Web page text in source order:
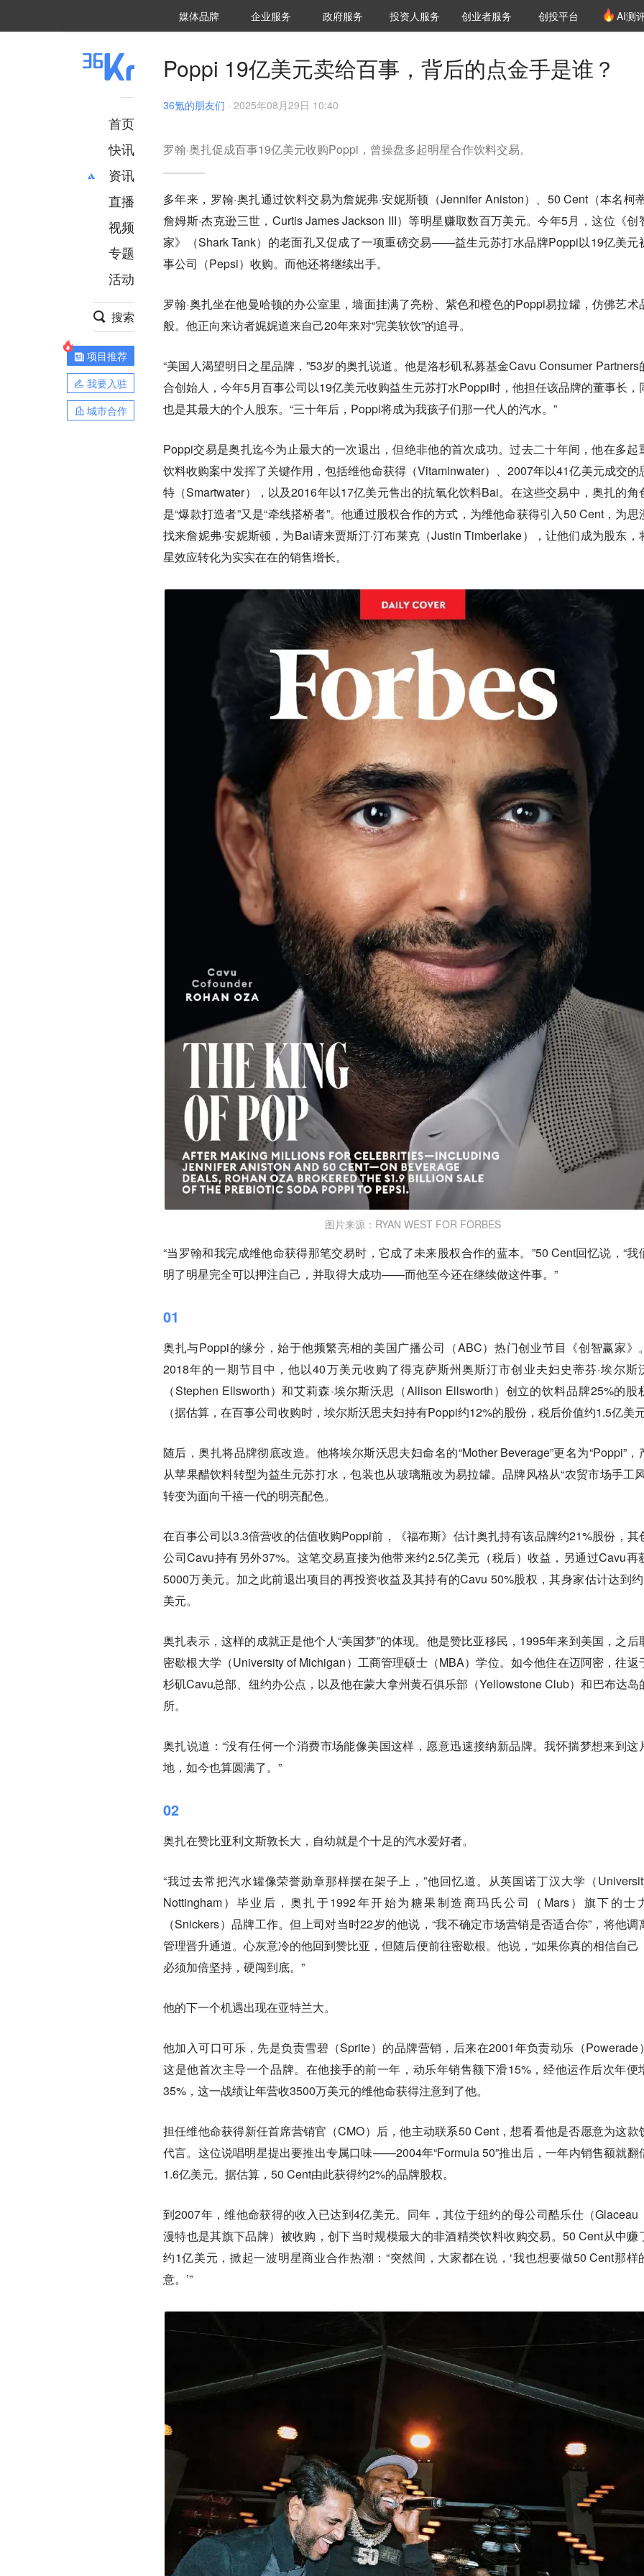
媒体品牌 36Kr研究院
企业服务 城市之窗
政府服务 VClub投资机构库
投资机构职位推介
投资人服务 创投氪堂
创业者服务 创投平台 AI测
首页
快讯
资讯
推荐
财经
项目推荐
安徽
直播
视频
专题
活动
搜索
项目推荐
我要入驻
城市合作
Poppi 19亿美元卖给百事，背后的点金手是谁？
36氪的朋友们 · 2025年08月29日 10:40
罗翰·奥扎促成百事19亿美元收购Poppi，曾操盘多起明星合作饮料交易。
多年来，罗翰·奥扎通过饮料交易为詹妮弗·安妮斯顿（Jennifer Aniston）、50 Cent（本名柯
詹姆斯·杰克逊三世，Curtis James Jackson III）等明星赚取数百万美元。今年5月，这位《创
家》（Shark Tank）的老面孔又促成了一项重磅交易——益生元苏打水品牌Poppi以19亿美元
事公司（Pepsi）收购。而他还将继续出手。
罗翰·奥扎坐在他曼哈顿的办公室里，墙面挂满了亮粉、紫色和橙色的Poppi易拉罐，仿佛艺术
般。他正向来访者娓娓道来自己20年来对“完美软饮”的追寻。
“美国人渴望明日之星品牌，”53岁的奥扎说道。他是洛杉矶私募基金Cavu Consumer Partners
合创始人，今年5月百事公司以19亿美元收购益生元苏打水Poppi时，他担任该品牌的董事长，
也是其最大的个人股东。“三十年后，Poppi将成为我孩子们那一代人的汽水。”
Poppi交易是奥扎迄今为止最大的一次退出，但绝非他的首次成功。过去二十年间，他在多起
饮料收购案中发挥了关键作用，包括维他命获得（Vitaminwater）、2007年以41亿美元成交的
特（Smartwater），以及2016年以17亿美元售出的抗氧化饮料Bai。在这些交易中，奥扎的角
是“爆款打造者”又是“牵线搭桥者”。他通过股权合作的方式，为维他命获得引入50 Cent，为思
找来詹妮弗·安妮斯顿，为Bai请来贾斯汀·汀布莱克（Justin Timberlake），让他们成为股东，
星效应转化为实实在在的销售增长。
图片来源：RYAN WEST FOR FORBES
“当罗翰和我完成维他命获得那笔交易时，它成了未来股权合作的蓝本。”50 Cent回忆说，“我
明了明星完全可以押注自己，并取得大成功——而他至今还在继续做这件事。”
01
奥扎与Poppi的缘分，始于他频繁亮相的美国广播公司（ABC）热门创业节目《创智赢家》
2018年的一期节目中，他以40万美元收购了得克萨斯州奥斯汀市创业夫妇史蒂芬·埃尔斯
（Stephen Ellsworth）和艾莉森·埃尔斯沃思（Allison Ellsworth）创立的饮料品牌25%的股
（据估算，在百事公司收购时，埃尔斯沃思夫妇持有Poppi约12%的股份，税后价值约1.5亿美
随后，奥扎将品牌彻底改造。他将埃尔斯沃思夫妇命名的“Mother Beverage”更名为“Poppi”，
从苹果醋饮料转型为益生元苏打水，包装也从玻璃瓶改为易拉罐。品牌风格从“农贸市场手工
转变为面向千禧一代的明亮配色。
在百事公司以3.3倍营收的估值收购Poppi前，《福布斯》估计奥扎持有该品牌约21%股份，其
公司Cavu持有另外37%。这笔交易直接为他带来约2.5亿美元（税后）收益，另通过Cavu再
5000万美元。加之此前退出项目的再投资收益及其持有的Cavu 50%股权，其身家估计达到
美元。
奥扎表示，这样的成就正是他个人“美国梦”的体现。他是赞比亚移民，1995年来到美国，之后
密歇根大学（University of Michigan）工商管理硕士（MBA）学位。如今他住在迈阿密，往返
杉矶Cavu总部、纽约办公点，以及他在蒙大拿州黄石俱乐部（Yellowstone Club）和巴布达岛
所。
奥扎说道：“没有任何一个消费市场能像美国这样，愿意迅速接纳新品牌。我怀揣梦想来到这
地，如今也算圆满了。”
02
奥扎在赞比亚利文斯敦长大，自幼就是个十足的汽水爱好者。
“我过去常把汽水罐像荣誉勋章那样摆在架子上，”他回忆道。从英国诺丁汉大学（
Nottingham）毕业后，奥扎于1992年开始为糖果制造商玛氏公司（Mars）旗下的士
（Snickers）品牌工作。但上司对当时22岁的他说，“我不确定市场营销是否适合你”，将他调
管理晋升通道。心灰意冷的他回到赞比亚，但随后便前往密歇根。他说，“如果你真的相信自己
必须加倍坚持，硬闯到底。”
他的下一个机遇出现在亚特兰大。
他加入可口可乐，先是负责雪碧（Sprite）的品牌营销，后来在2001年负责动乐（Powerade
这是他首次主导一个品牌。在他接手的前一年，动乐年销售额下滑15%，经他运作后次年便
35%，这一战绩让年营收3500万美元的维他命获得注意到了他。
担任维他命获得新任首席营销官（CMO）后，他主动联系50 Cent，想看看他是否愿意为这款
代言。这位说唱明星提出要推出专属口味——2004年“Formula 50”推出后，一年内销售额就翻
1.6亿美元。据估算，50 Cent由此获得约2%的品牌股权。
到2007年，维他命获得的收入已达到4亿美元。同年，其位于纽约的母公司酷乐仕（Glaceau
漫特也是其旗下品牌）被收购，创下当时规模最大的非酒精类饮料收购交易。50 Cent从中赚
约1亿美元，掀起一波明星商业合作热潮：“突然间，大家都在说，‘我也想要做50 Cent那样
意。’”